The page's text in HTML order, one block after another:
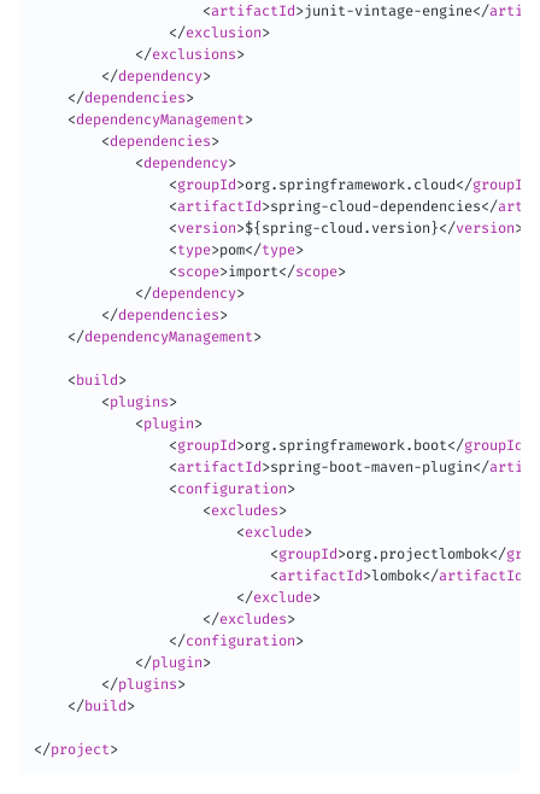
<artifactId >junit-vintage-engine</
</exclusion>
</exclusions>
</dependency>
</dependencies>
<dependencyManagement>
<dependencies>
<dependency>
<groupId >org.springframework.cloud </groupId
<artifactId >spring-cloud-dependencies</
<version>${spring-cloud.version}</version>
<type>pom</type>
<scope>import</scope>
</dependency>
</dependencies>
</dependencyManagement>
< build >
<plugins>
<plugin>
<groupId >org.springframework.boot</groupId
<artifactId >spring-boot-maven-plugin</
<configuration>
<excludes>
<exclude>
<groupId >org.projectlombok</
<artifactId >lombok</artifactId
</exclude>
</excludes>
</configuration>
</plugin>
</plugins>
</build >
</project>